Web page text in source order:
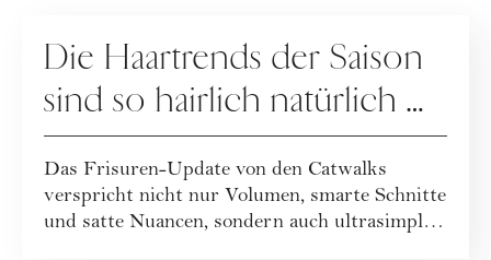
Die Haartrends der Saison
sind so hairlich natürlich …
Das Frisuren-Update von den Catwalks
verspricht nicht nur Volumen, smarte Schnitte
und satte Nuancen, sondern auch ultrasimple